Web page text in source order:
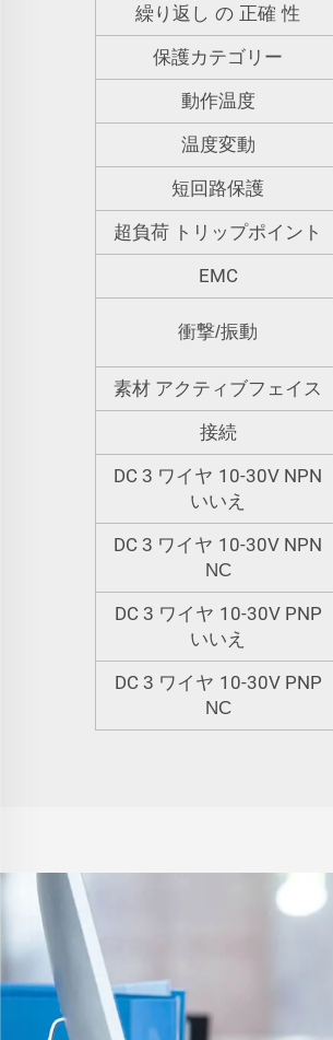
繰り返し の 正確 性
保護カテゴリー
動作温度
温度変動
短回路保護
超負荷 トリップポイント
EMC
衝撃/振動
素材 アクティブフェイス
接続
DC 3 ワイヤ 10-30V NPN
いいえ
DC 3 ワイヤ 10-30V NPN
NC
DC 3 ワイヤ 10-30V PNP
いいえ
DC 3 ワイヤ 10-30V PNP
NC